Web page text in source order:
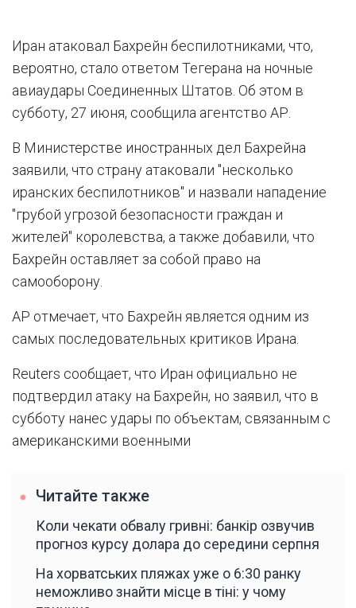
Иран атаковал Бахрейн беспилотниками, что,
вероятно, стало ответом Тегерана на ночные
авиаудары Соединенных Штатов. Об этом в
субботу, 27 июня, сообщила агентство АР.
В Министерстве иностранных дел Бахрейна
заявили, что страну атаковали "несколько
иранских беспилотников" и назвали нападение
"грубой угрозой безопасности граждан и
жителей" королевства, а также добавили, что
Бахрейн оставляет за собой право на
самооборону.
AP отмечает, что Бахрейн является одним из
самых последовательных критиков Ирана.
Reuters сообщает, что Иран официально не
подтвердил атаку на Бахрейн, но заявил, что в
субботу нанес удары по объектам, связанным с
американскими военными
Читайте также
Коли чекати обвалу гривні: банкір озвучив
прогноз курсу долара до середини серпня
На хорватських пляжах уже о 6:30 ранку
неможливо знайти місце в тіні: у чому